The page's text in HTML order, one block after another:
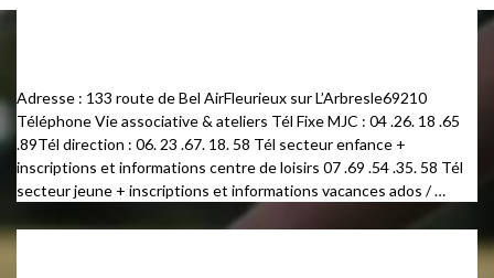
Adresse : 133 route de Bel AirFleurieux sur L’Arbresle69210
Téléphone Vie associative & ateliers Tél Fixe MJC : 04 .26. 18 .65
.89​​Tél direction : 06. 23 .67. 18. 58 ​​Tél secteur enfance +
inscriptions et informations centre de loisirs 07 .69 .54 .35. 58 ​​Tél
secteur jeune + inscriptions et informations vacances ados / …